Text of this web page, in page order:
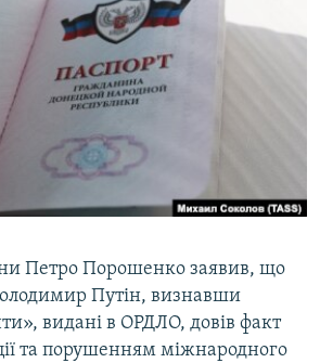
КРИМУ
Петро Порошенко заявив, що
Путін, визнавши
видані в ОРДЛО, довів факт
та порушенням міжнародного